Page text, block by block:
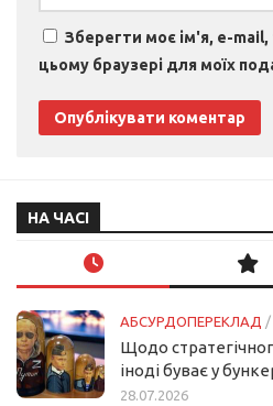
Зберегти моє ім'я, e-mail,
цьому браузері для моїх
НА ЧАСІ
АБСУРДОПЕРЕКЛАД /
Щодо
іноді буває у
28.07.2026